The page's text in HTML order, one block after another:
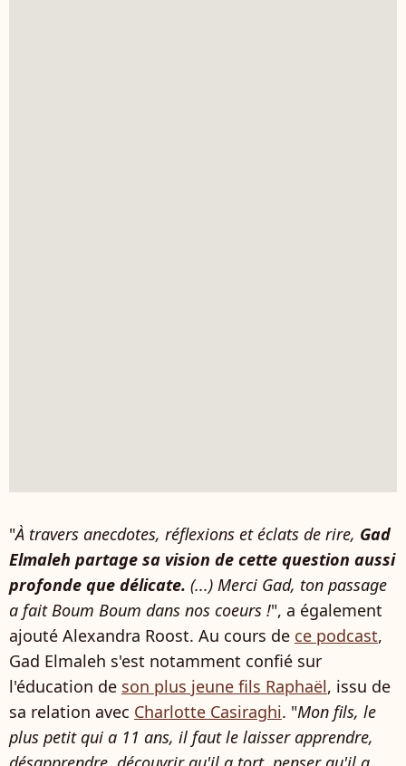
"À travers anecdotes, réflexions et éclats de rire, Gad
Elmaleh partage sa vision de cette question aussi
profonde que délicate. (...) Merci Gad, ton passage
a fait Boum Boum dans nos coeurs !", a également
ajouté Alexandra Roost. Au cours de ce podcast,
Gad Elmaleh s'est notamment confié sur
l'éducation de son plus jeune fils Raphaël, issu de
sa relation avec Charlotte Casiraghi. "Mon fils, le
plus petit qui a 11 ans, il faut le laisser apprendre,